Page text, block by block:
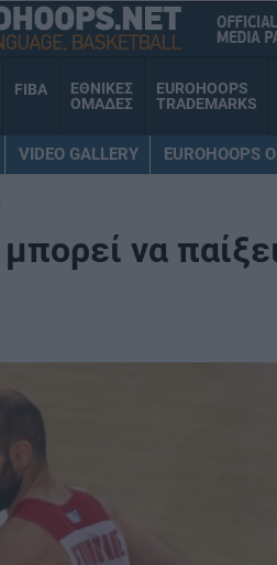
FIBA
ΕΘΝΙΚΕΣ
ΟΜΑΔΕΣ
EUROHOOPS
TRADEMARKS
VIDEO GALLERY EUROHOOPS
να